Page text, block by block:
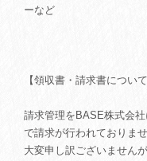
ーなど
【領収書・請求書について
請求管理をBASE株式会
で請求が行われておりませ
大変申し訳ございません